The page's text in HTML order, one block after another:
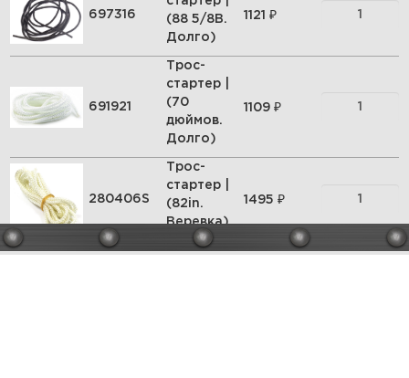
697316
(88 5/8В.
Долго)
1121 ₽
691921
Трос-
стартер |
(70
дюймов.
Долго)
1109 ₽
280406S
Трос-
стартер |
(82in.
Веревка)
1495 ₽